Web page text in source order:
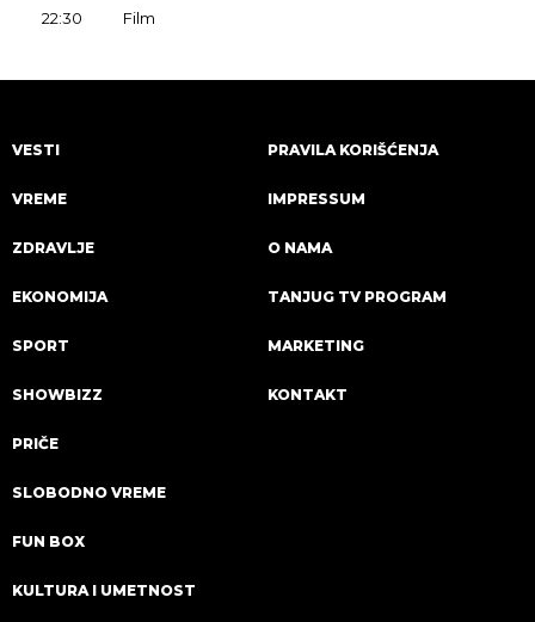
22:30 Film
VESTI
VREME
ZDRAVLJE
EKONOMIJA
SPORT
SHOWBIZZ
PRIČE
SLOBODNO VREME
FUN BOX
KULTURA I UMETNOST
PRAVILA KORIŠĆENJA
IMPRESSUM
O NAMA
TANJUG TV PROGRAM
MARKETING
KONTAKT